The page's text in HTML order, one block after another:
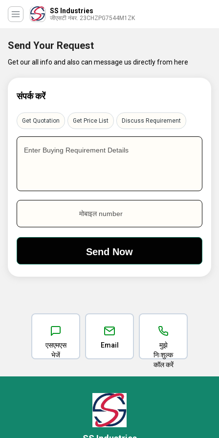
SS Industries
जीएसटी नंबर. 23CHZPG7544M1ZK
Send Your Request
Get our all info and also can message us directly from here
संपर्क करें
Get Quotation Get Price List Discuss Requirement
Enter Buying Requirement Details
मोबाइल number
एसएमएस
भेजें
Email
मुझे
निःशुल्क
कॉल करें